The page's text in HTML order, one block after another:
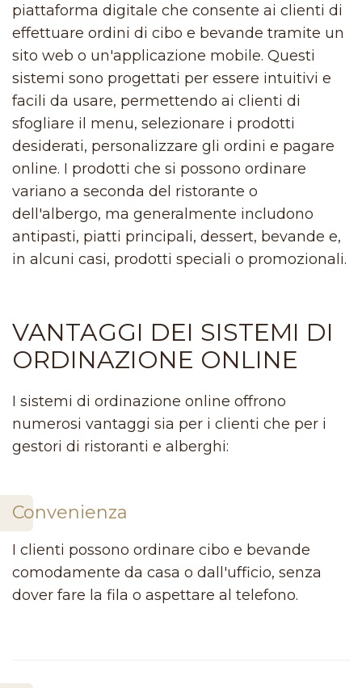
piattaforma digitale che consente ai clienti di
effettuare ordini di cibo e bevande tramite un
sito web o un'applicazione mobile. Questi
sistemi sono progettati per essere intuitivi e
facili da usare, permettendo ai clienti di
sfogliare il menu, selezionare i prodotti
desiderati, personalizzare gli ordini e pagare
online. I prodotti che si possono ordinare
variano a seconda del ristorante o
dell'albergo, ma generalmente includono
antipasti, piatti principali, dessert, bevande e,
in alcuni casi, prodotti speciali o promozionali.
VANTAGGI DEI SISTEMI DI
ORDINAZIONE ONLINE
I sistemi di ordinazione online offrono
numerosi vantaggi sia per i clienti che per i
gestori di ristoranti e alberghi:
Convenienza
I clienti possono ordinare cibo e bevande
comodamente da casa o dall'ufficio, senza
dover fare la fila o aspettare al telefono.